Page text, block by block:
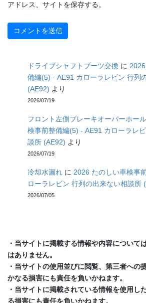
アドレス、サイトを保存する。
ドライブシャフトブーツ交換 に
備編(5) - AE91 カローラレビン 行列
(AE92) より
2026/07/19
フロント左側ブレーキオーバーホール
検事前整備編(5) - AE91 カローラレ
談所 (AE92) より
2026/07/19
冷却水漏れ に 2026 たのしい車検事
ローラレビン 行列の出来ない相談所
2026/07/05
・当サイトに掲載する情報や内容について
はありません。
・当サイトの使用並びに閲覧、第三者への
かなる損害にも責任を負いかねます。
・当サイトに掲載されている情報を使用し
る損害にも責任を負いかねます。